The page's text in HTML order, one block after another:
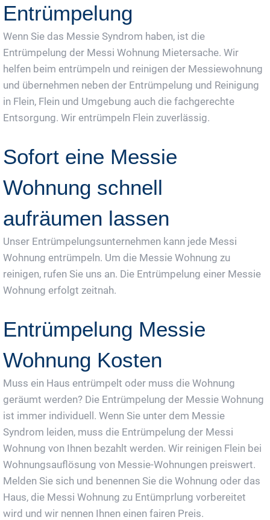
Entrümpelung
Wenn Sie das Messie Syndrom haben, ist die
Entrümpelung der Messi Wohnung Mietersache. Wir
helfen beim entrümpeln und reinigen der Messiewohnung
und übernehmen neben der Entrümpelung und Reinigung
in Flein, Flein und Umgebung auch die fachgerechte
Entsorgung. Wir entrümpeln Flein zuverlässig.
Sofort eine Messie
Wohnung schnell
aufräumen lassen
Unser Entrümpelungsunternehmen kann jede Messi
Wohnung entrümpeln. Um die Messie Wohnung zu
reinigen, rufen Sie uns an. Die Entrümpelung einer Messie
Wohnung erfolgt zeitnah.
Entrümpelung Messie
Wohnung Kosten
Muss ein Haus entrümpelt oder muss die Wohnung
geräumt werden? Die Entrümpelung der Messie Wohnung
ist immer individuell. Wenn Sie unter dem Messie
Syndrom leiden, muss die Entrümpelung der Messi
Wohnung von Ihnen bezahlt werden. Wir reinigen Flein bei
Wohnungsauflösung von Messie-Wohnungen preiswert.
Melden Sie sich und benennen Sie die Wohnung oder das
Haus, die Messi Wohnung zu Entümprlung vorbereitet
wird und wir nennen Ihnen einen fairen Preis.